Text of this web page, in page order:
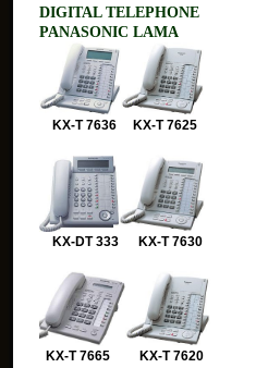
DIGITAL TELEPHONE
PANASONIC LAMA
KX-T 7636 KX-T 7625
KX-DT 333 KX-T 7630
KX-T 7665 KX-T 7620